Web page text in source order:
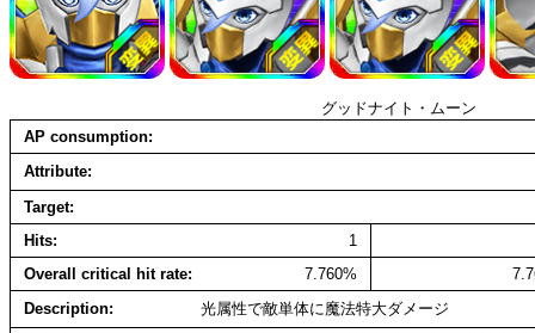
グッドナイト・ムーン
AP consumption
Attribute
Target
Hits
1
Overall critical hit rate
7.760%
Description
光属性で敵単体に魔法特大ダメージ